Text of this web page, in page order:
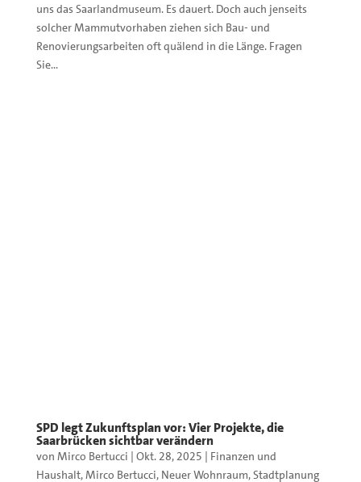
uns das Saarlandmuseum. Es dauert. Doch auch jenseits
solcher Mammutvorhaben ziehen sich Bau- und
Renovierungsarbeiten oft quälend in die Länge. Fragen
Sie...
SPD legt Zukunftsplan vor: Vier Projekte, die
Saarbrücken sichtbar verändern
von Mirco Bertucci | Okt. 28, 2025 | Finanzen und
Haushalt,Mirco Bertucci, Neuer Wohnraum,Stadtplanung